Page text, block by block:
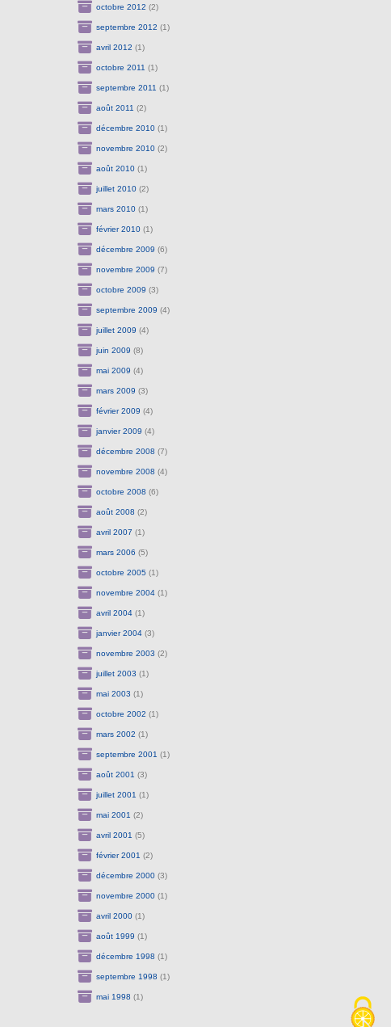
octobre 2012 (2)
septembre 2012 (1)
avril 2012 (1)
octobre 2011 (1)
septembre 2011 (1)
août 2011 (2)
décembre 2010(1)
novembre 2010(2)
août 2010(1)
juillet 2010(2)
mars 2010(1)
février 2010(1)
décembre 2009 (6)
novembre 2009 (7)
octobre 2009 (3)
septembre 2009 (4)
juillet 2009 (4)
juin 2009 (8)
mai 2009 (4)
mars 2009 (3)
février 2009 (4)
janvier 2009 (4)
décembre 2008 (7)
novembre 2008 (4)
octobre 2008 (6)
août 2008 (2)
avril 2007 (1)
mars 2006 (5)
octobre 2005 (1)
novembre 2004(1)
avril 2004(1)
janvier 2004(3)
novembre 2003 (2)
juillet 2003 (1)
mai 2003 (1)
octobre 2002 (1)
mars 2002 (1)
septembre 2001 (1)
août 2001 (3)
juillet 2001 (1)
mai 2001 (2)
avril 2001 (5)
février 2001 (2)
décembre 2000(3)
novembre 2000(1)
avril 2000(1)
août 1999 (1)
décembre 1998 (1)
septembre 1998 (1)
mai 1998 (1)